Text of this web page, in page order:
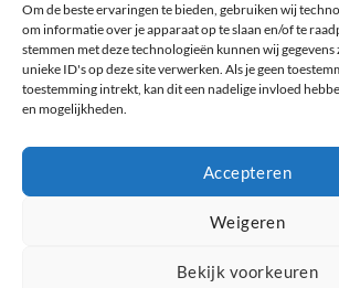
Om de beste ervaringen te bieden, gebruiken wij
om informatie over je apparaat op te slaan en/of te
stemmen met deze technologieën kunnen wij
unieke ID's op deze site verwerken. Als je geen
toestemming intrekt, kan dit een nadelige invloed
en mogelijkheden.
Accepteren
Weigeren
Bekijk voorkeuren
Cookiebeleid
OVER METEC